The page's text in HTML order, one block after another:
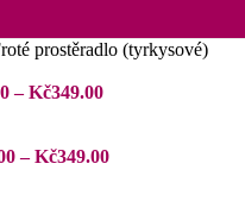
prostěradlo (tyrkysové)
– Kč349.00Rozpětí
až
– Kč349.00Rozpětí